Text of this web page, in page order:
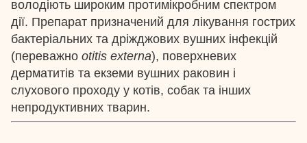
володіють широким протимікробним спектром
дії. Препарат призначений для лікування гострих
бактеріальних та дріжджових вушних інфекцій
(переважно otitis externa), поверхневих
дерматитів та екземи вушних раковин і
слухового проходу у котів, собак та інших
непродуктивних тварин.